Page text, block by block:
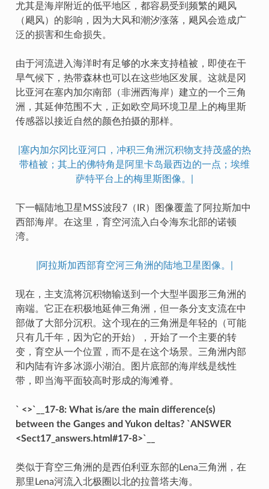
尤其是海岸附近的低平地区，都容易受到频繁的飓风
（飓风）的影响，因为大风和潮汐涨落，飓风会造成广
泛的损害和生命损失。
由于河流进入海洋时有足够的水来支持植被，即使在干
旱气候下，热带森林也可以在这些地区发展。这就是冈
比亚河在塞内加尔南部（非洲西海岸）建立的一个三角
洲，其延伸范围不大，正如欧空局环境卫星上的梅里斯
传感器以接近自然的颜色拍摄的那样。
|塞内加尔冈比亚河口，冲积三角洲沉积物支持茂盛的热
带植被；其上的佛特角是阿里卡岛最西边的一点；埃维
萨特平台上的梅里斯图像。|
下一幅陆地卫星MSS波段7（IR）图像覆盖了阿拉斯加中
西部海岸。在这里，育空河流入白令海东北部的诺顿
湾。
|阿拉斯加西部育空河三角洲的陆地卫星图像。|
现在，主支流将沉积物输送到一个大型半圆形三角洲的
南端。它正在积极地延伸三角洲，但一条分支支流在中
部做了大部分沉积。这个现在的三角洲是年轻的（可能
只有几千年，因为它的开始），开始了一个主要的转
变，育空从一个位置，而不是在这个场景。三角洲内部
和内陆有许多冰源小湖泊。图片底部的海岸线是线性
带，即当海平面较高时形成的海滩脊。
` <>`__17-8: What is/are the main difference(s)
between the Ganges and Yukon deltas? `ANSWER
<Sect17_answers.html#17-8>`__
类似于育空三角洲的是西伯利亚东部的Lena三角洲，在
那里Lena河流入北极圈以北的拉普塔夫海。